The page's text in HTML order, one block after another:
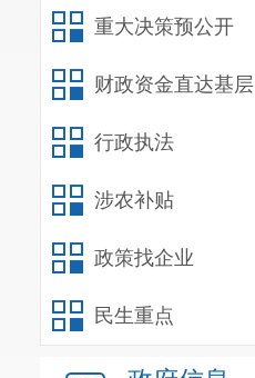
重大决策预公开
财政资金直达基层
行政执法
涉农补贴
政策找企业
民生重点